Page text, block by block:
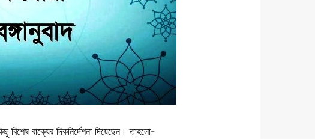
বিশেষ বাক্যের দিকনির্দেশনা দিয়েছেন। তাহলো-